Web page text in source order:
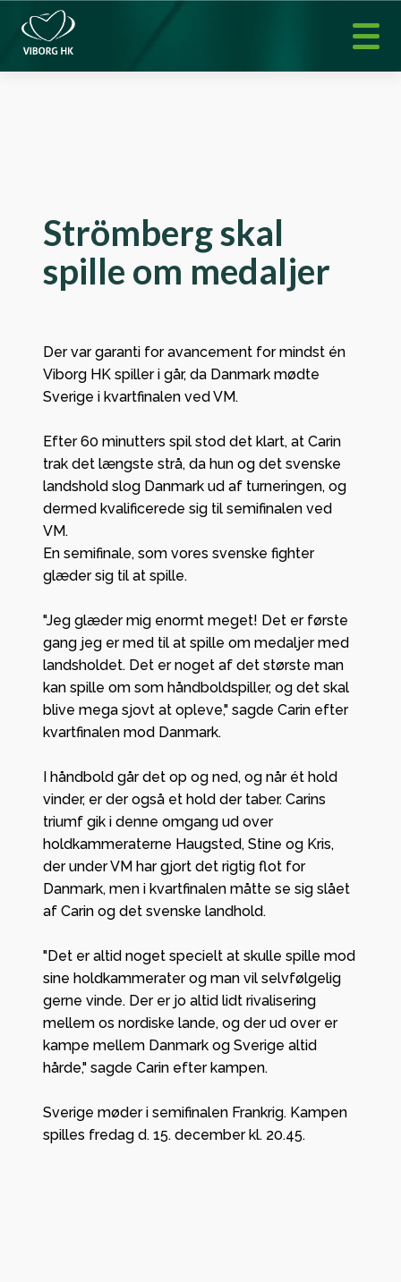
Strömberg skal
spille om medaljer
Der var garanti for avancement for mindst én
Viborg HK spiller i går, da Danmark mødte
Sverige i kvartfinalen ved VM.
Efter 60 minutters spil stod det klart, at Carin
trak det længste strå, da hun og det svenske
landshold slog Danmark ud af turneringen, og
dermed kvalificerede sig til semifinalen ved
VM.
En semifinale, som vores svenske fighter
glæder sig til at spille.
"Jeg glæder mig enormt meget! Det er første
gang jeg er med til at spille om medaljer med
landsholdet. Det er noget af det største man
kan spille om som håndboldspiller, og det skal
blive mega sjovt at opleve," sagde Carin efter
kvartfinalen mod Danmark.
I håndbold går det op og ned, og når ét hold
vinder, er der også et hold der taber. Carins
triumf gik i denne omgang ud over
holdkammeraterne Haugsted, Stine og Kris,
der under VM har gjort det rigtig flot for
Danmark, men i kvartfinalen måtte se sig slået
af Carin og det svenske landhold.
"Det er altid noget specielt at skulle spille mod
sine holdkammerater og man vil selvfølgelig
gerne vinde. Der er jo altid lidt rivalisering
mellem os nordiske lande, og der ud over er
kampe mellem Danmark og Sverige altid
hårde," sagde Carin efter kampen.
Sverige møder i semifinalen Frankrig. Kampen
spilles fredag d. 15. december kl. 20.45.